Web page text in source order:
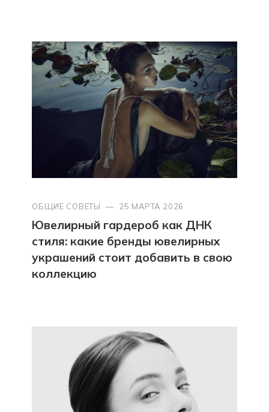
ОБЩИЕ СОВЕТЫ — 25 МАРТА 2026
Ювелирный гардероб как ДНК
стиля: какие бренды ювелирных
украшений стоит добавить в свою
коллекцию